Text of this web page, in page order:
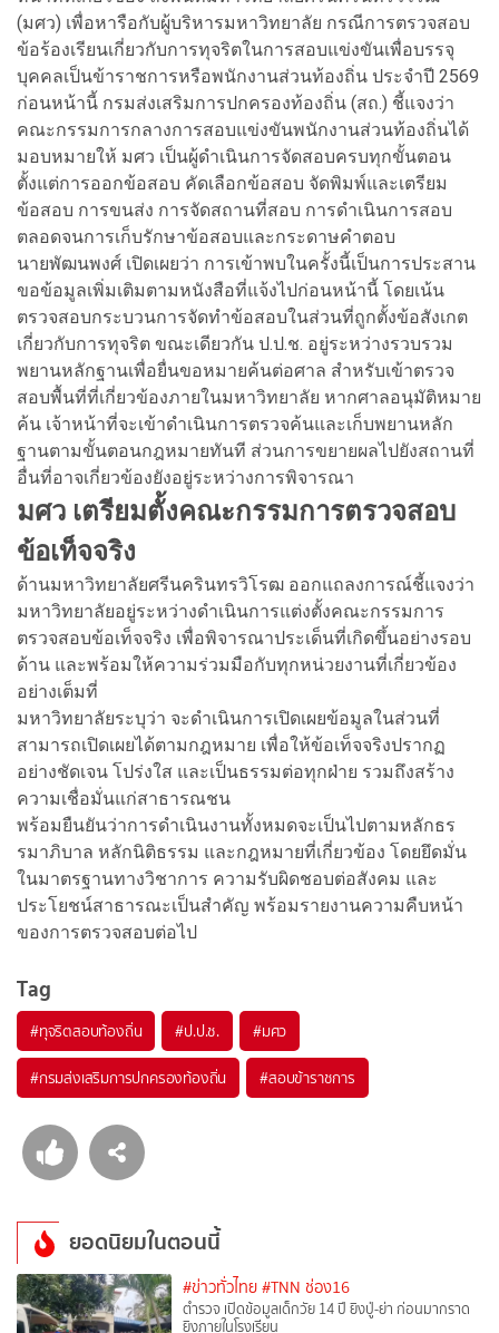
(มศว) เพื่อหารือกับผู้บริหารมหาวิทยาลัย กรณีการตรวจสอบ
ข้อร้องเรียนเกี่ยวกับการทุจริตในการสอบแข่งขันเพื่อบรรจุ
บุคคลเป็นข้าราชการหรือพนักงานส่วนท้องถิ่น ประจำปี 2569
ก่อนหน้านี้ กรมส่งเสริมการปกครองท้องถิ่น (สถ.) ชี้แจงว่า
คณะกรรมการกลางการสอบแข่งขันพนักงานส่วนท้องถิ่นได้
มอบหมายให้ มศว เป็นผู้ดำเนินการจัดสอบครบทุกขั้นตอน
ตั้งแต่การออกข้อสอบ คัดเลือกข้อสอบ จัดพิมพ์และเตรียม
ข้อสอบ การขนส่ง การจัดสถานที่สอบ การดำเนินการสอบ
ตลอดจนการเก็บรักษาข้อสอบและกระดาษคำตอบ
นายพัฒนพงศ์ เปิดเผยว่า การเข้าพบในครั้งนี้เป็นการประสาน
ขอข้อมูลเพิ่มเติมตามหนังสือที่แจ้งไปก่อนหน้านี้ โดยเน้น
ตรวจสอบกระบวนการจัดทำข้อสอบในส่วนที่ถูกตั้งข้อสังเกต
เกี่ยวกับการทุจริต ขณะเดียวกัน ป.ป.ช. อยู่ระหว่างรวบรวม
พยานหลักฐานเพื่อยื่นขอหมายค้นต่อศาล สำหรับเข้าตรวจ
สอบพื้นที่ที่เกี่ยวข้องภายในมหาวิทยาลัย หากศาลอนุมัติหมาย
ค้น เจ้าหน้าที่จะเข้าดำเนินการตรวจค้นและเก็บพยานหลัก
ฐานตามขั้นตอนกฎหมายทันที ส่วนการขยายผลไปยังสถานที่
อื่นที่อาจเกี่ยวข้องยังอยู่ระหว่างการพิจารณา
มศว เตรียมตั้งคณะกรรมการตรวจสอบ
ข้อเท็จจริง
ด้านมหาวิทยาลัยศรีนครินทรวิโรฒ ออกแถลงการณ์ชี้แจงว่า
มหาวิทยาลัยอยู่ระหว่างดำเนินการแต่งตั้งคณะกรรมการ
ตรวจสอบข้อเท็จจริง เพื่อพิจารณาประเด็นที่เกิดขึ้นอย่างรอบ
ด้าน และพร้อมให้ความร่วมมือกับทุกหน่วยงานที่เกี่ยวข้อง
อย่างเต็มที่
มหาวิทยาลัยระบุว่า จะดำเนินการเปิดเผยข้อมูลในส่วนที่
สามารถเปิดเผยได้ตามกฎหมาย เพื่อให้ข้อเท็จจริงปรากฏ
อย่างชัดเจน โปร่งใส และเป็นธรรมต่อทุกฝ่าย รวมถึงสร้าง
ความเชื่อมั่นแก่สาธารณชน
พร้อมยืนยันว่าการดำเนินงานทั้งหมดจะเป็นไปตามหลักธร
รมาภิบาล หลักนิติธรรม และกฎหมายที่เกี่ยวข้อง โดยยึดมั่น
ในมาตรฐานทางวิชาการ ความรับผิดชอบต่อสังคม และ
ประโยชน์สาธารณะเป็นสำคัญ พร้อมรายงานความคืบหน้า
ของการตรวจสอบต่อไป
Tag
#ทุจริตสอบท้องถิ่น #ป.ป.ช. #มศว
#กรมส่งเสริมการปกครองท้องถิ่น #สอบข้าราชการ
ยอดนิยมในตอนนี้
#ข่าวทั่วไทย #TNN ช่อง16
ตำรวจ เปิดข้อมูลเด็กวัย 14 ปี ยิงปู่-ย่า ก่อนมากราด
ยิงภายในโรงเรียน